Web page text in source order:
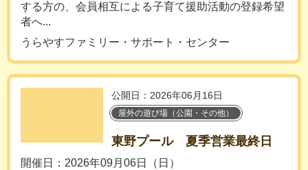
する方の、会員相互による子育て援助活動の登録希望
者へ...
うらやすファミリー・サポート・センター
公開日：2026年06月16日
屋外の遊び場（公園・その他）
東野プール 夏季営業最終日
開催日：2026年09月06日（日）